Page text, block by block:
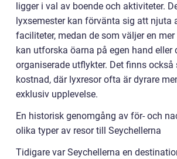
ligger i val av boende och aktiviteter.
lyxsemester kan förvänta sig att njuta
faciliteter, medan de som väljer en
kan utforska öarna på egen hand eller
organiserade utflykter. Det finns också
kostnad, där lyxresor ofta är dyrare
exklusiv upplevelse.
En historisk genomgång av för- och
olika typer av resor till Seychellerna
Tidigare var Seychellerna en